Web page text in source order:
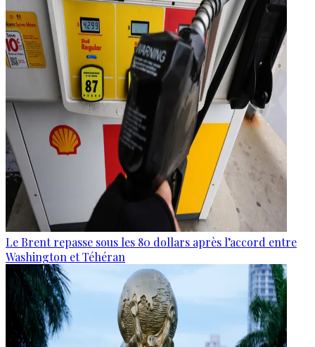
Le Brent repasse sous les 80 dollars après l’accord entre
Washington et Téhéran